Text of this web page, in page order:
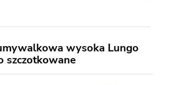
wysoka Lungo
szczotkowane